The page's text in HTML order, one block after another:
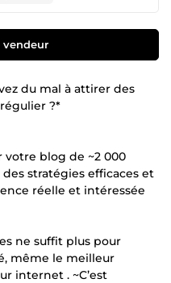
vendeur
du mal à attirer des
?*
votre blog de ~2 000
stratégies efficaces et
réelle et intéressée
ne suffit plus pour
même le meilleur
internet . ~C’est